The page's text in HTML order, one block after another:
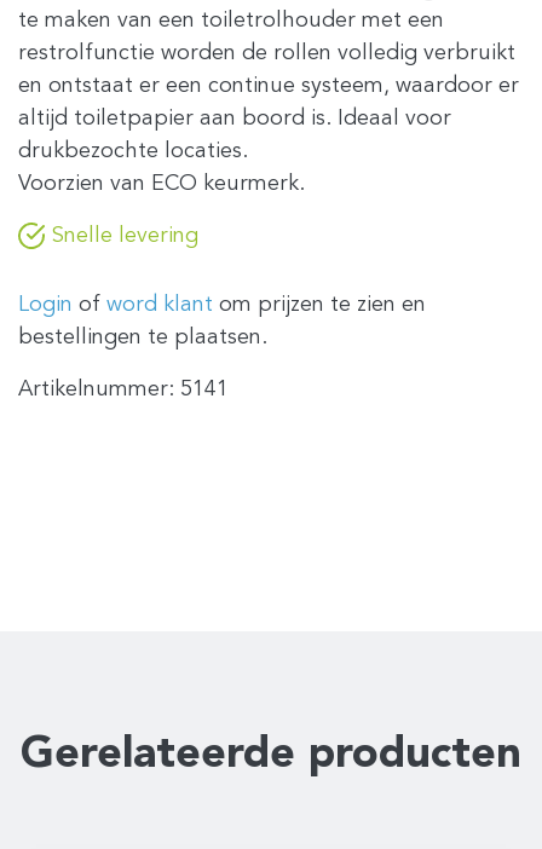
te maken van een toiletrolhouder met een
restrolfunctie worden de rollen volledig verbruikt
en ontstaat er een continue systeem, waardoor er
altijd toiletpapier aan boord is. Ideaal voor
drukbezochte locaties.
Voorzien van ECO keurmerk.
Snelle levering
Login of word klant om prijzen te zien en
bestellingen te plaatsen.
Artikelnummer: 5141
Gerelateerde producten